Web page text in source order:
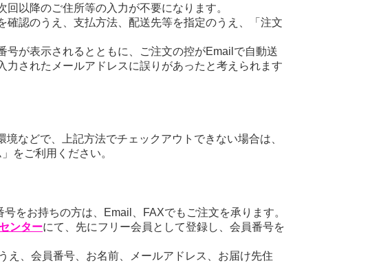
以降のご住所等の入力が不要になります。
確認のうえ、支払方法、配送先等を指定のうえ、「注文
号が表示されるとともに、ご注文の控がEmailで自動送
力されたメールアドレスに誤りがあったと考えられます
などで、上記方法でチェックアウトできない場合は、
をご利用ください。
をお持ちの方は、Email、FAXでもご注文を承ります。
ンターにて、先にフリー会員として登録し、会員番号を
え、会員番号、お名前、メールアドレス、お届け先住